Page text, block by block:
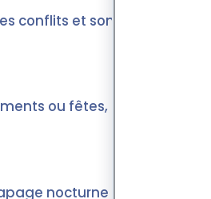
conflits et sont
ou fêtes,
nocturne entre